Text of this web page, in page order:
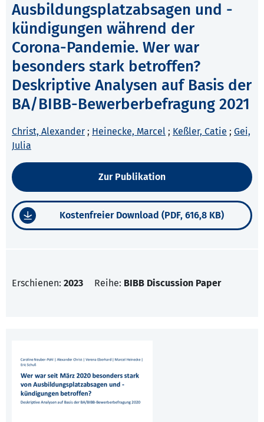
Ausbildungsplatzabsagen und -
kündigungen während der
Corona-Pandemie. Wer war
besonders stark betroffen?
Deskriptive Analysen auf Basis der
BA/BIBB-Bewerberbefragung 2021
Christ, Alexander ; Heinecke, Marcel ; Keßler, Catie ; Gei,
Julia
Zur Publikation
Kostenfreier Download (PDF, 616,8 KB)
Erschienen: 2023 Reihe: BIBB Discussion Paper